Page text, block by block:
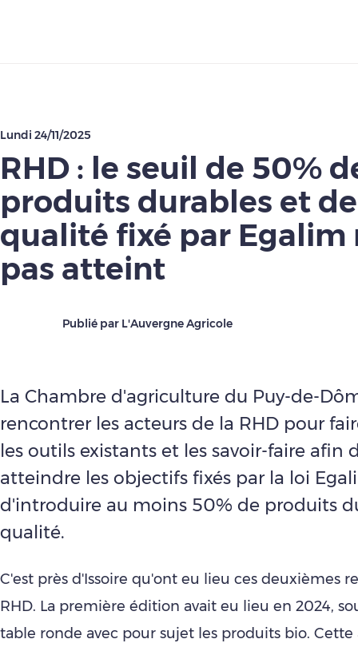
Lundi 24/11/2025
RHD : le seuil de 50%
produits durables et de
qualité fixé par Egalim
pas atteint
Publié par L'Auvergne Agricole
La Chambre d'agriculture du Puy-de-
rencontrer les acteurs de la RHD pour
les outils existants et les savoir-faire afin
atteindre les objectifs fixés par la loi
d'introduire au moins 50% de produits
qualité.
C'est près d'Issoire qu'ont eu lieu ces deuxièmes
RHD. La première édition avait eu lieu en 2024,
table ronde avec pour sujet les produits bio. Cette